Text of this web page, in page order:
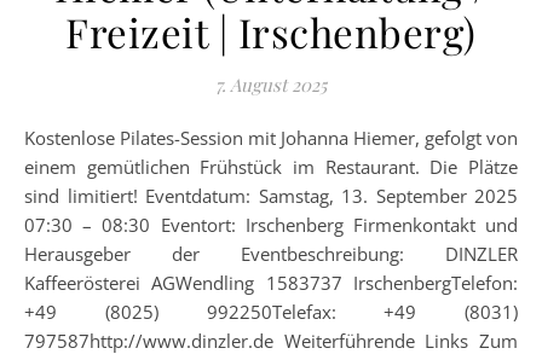
Freizeit | Irschenberg)
7. August 2025
Kostenlose Pilates-Session mit Johanna Hiemer, gefolgt von
einem gemütlichen Frühstück im Restaurant. Die Plätze
sind limitiert! Eventdatum: Samstag, 13. September 2025
07:30 – 08:30 Eventort: Irschenberg Firmenkontakt und
Herausgeber der Eventbeschreibung: DINZLER
Kaffeerösterei AGWendling 1583737 IrschenbergTelefon:
+49 (8025) 992250Telefax: +49 (8031)
797587http://www.dinzler.de Weiterführende Links Zum